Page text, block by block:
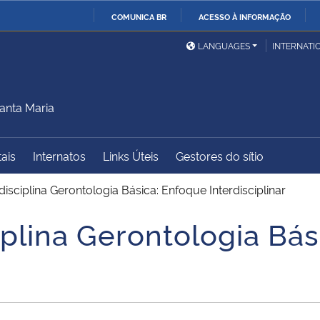
COMUNICA BR ACESSO À INFORMAÇÃO
Ministério da Defesa
Ministério das Relações
Exteriores
Ministério do
Desenvolvimento Regional
Controladoria-Geral da
União
Advocacia-Geral da União Banco Central do Brasil
LANGUAGES
Maria
Internatos Links Úteis Gestores do sítio
Gerontologia Básica: Enfoque Interdisciplinar
Gerontologia